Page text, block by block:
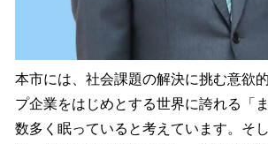
本市には、社会課題の解決に挑む意欲
プ企業をはじめとする世界に誇れる「
数多く眠っていると考えています。そ